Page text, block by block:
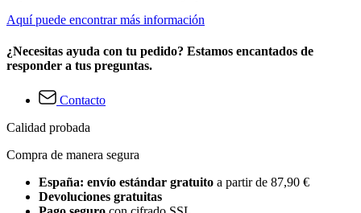
Aquí puede encontrar más información
¿Necesitas ayuda con tu pedido? Estamos encantados de
responder a tus preguntas.
Contacto
Calidad probada
Compra de manera segura
España: envío estándar gratuito a partir de 87,90 €
Devoluciones gratuitas